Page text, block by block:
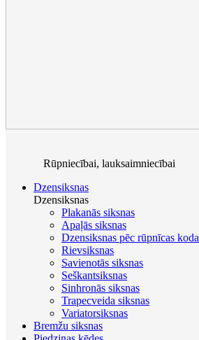
Rūpniecībai, lauksaimniecībai
Dzensiksnas
Dzensiksnas
Plakanās siksnas
Apaļās siksnas
Dzensiksnas pēc rūpnīcas koda
Rievsiksnas
Savienotās siksnas
Seškantsiksnas
Sinhronās siksnas
Trapecveida siksnas
Variatorsiksnas
Bremžu siksnas